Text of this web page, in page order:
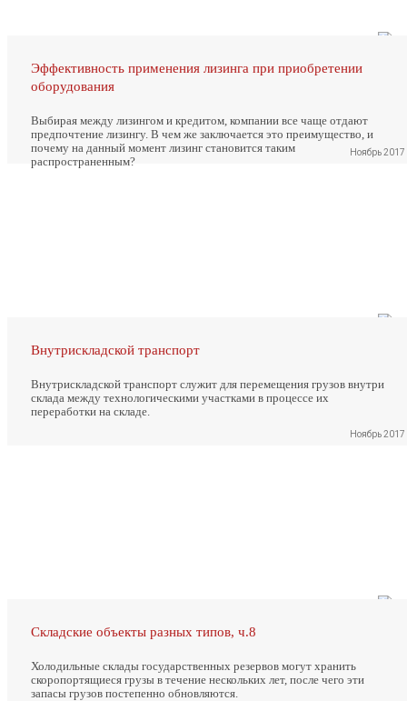
Эффективность применения лизинга при приобретении
оборудования
Выбирая между лизингом и кредитом, компании все чаще отдают
предпочтение лизингу. В чем же заключается это преимущество, и
почему на данный момент лизинг становится таким
распространенным?
Ноябрь 2017
Внутрискладской транспорт
Внутрискладской транспорт служит для перемещения грузов внутри
склада между технологическими участками в процессе их
переработки на складе.
Ноябрь 2017
Складские объекты разных типов, ч.8
Холодильные склады государственных резервов могут хранить
скоропортящиеся грузы в течение нескольких лет, после чего эти
запасы грузов постепенно обновляются.